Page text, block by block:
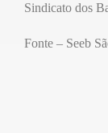
Sindicato dos
Fonte – Seeb